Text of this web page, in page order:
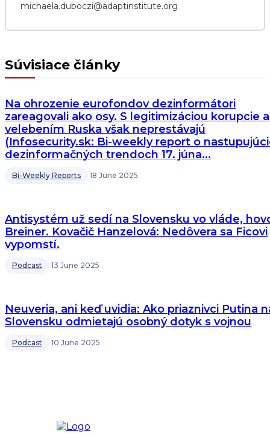
michaela.duboczi@adaptinstitute.org
Súvisiace články
Na ohrozenie eurofondov dezinformátori
zareagovali ako osy. S legitimizáciou korupcie a
velebením Ruska však neprestávajú
(Infosecurity.sk: Bi-weekly report o
dezinformačných trendoch 17. júna...
Bi-Weekly Reports 18 June 2025
Antisystém už sedí na Slovensku vo vláde,
Breiner. Kovačič Hanzelová: Nedôvera sa Ficovi
vypomstí.
Podcast 13 June 2025
Neuveria, ani keď uvidia: Ako priaznivci Putina
Slovensku odmietajú osobný dotyk s vojnou
Podcast 10 June 2025